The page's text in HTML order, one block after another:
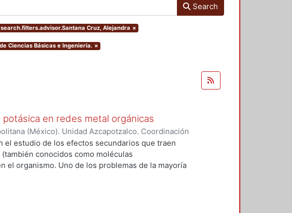
Search
Cruz, Alejandra ×
Ciencias Básicas e Ingeniería. ×
en redes metal orgánicas
(México). Unidad Azcapotzalco. Coordinación
04)Martínez Cabrera, Jhovany
el estudio de los efectos secundarios que traen
conocidos como moléculas
el organismo. Uno de los problemas de la mayoría